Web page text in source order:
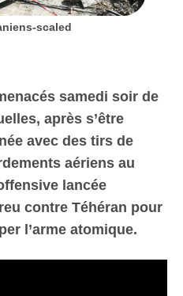
scaled
samedi soir de
après s’être
avec des tirs de
aériens au
lancée
contre Téhéran pour
l’arme atomique.